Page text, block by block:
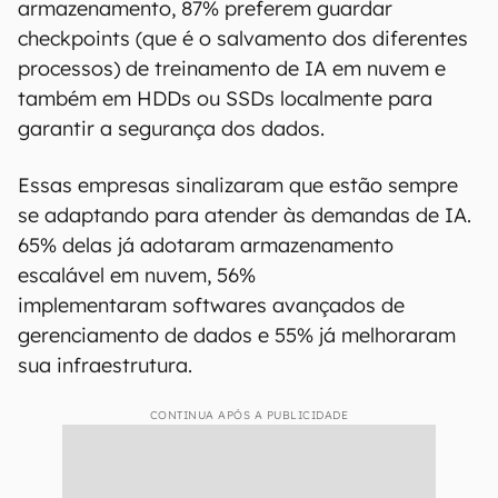
armazenamento, 87% preferem guardar
checkpoints (que é o salvamento dos diferentes
processos) de treinamento de IA em nuvem e
também em HDDs ou SSDs localmente para
garantir a segurança dos dados.
Essas empresas sinalizaram que estão sempre
se adaptando para atender às demandas de IA.
65% delas já adotaram armazenamento
escalável em nuvem, 56%
implementaram softwares avançados de
gerenciamento de dados e 55% já melhoraram
sua infraestrutura.
CONTINUA APÓS A PUBLICIDADE